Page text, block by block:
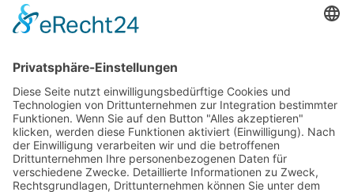
Ausstellungsgegenstände:
Turm über dem Weinbaumuseum: Samstag, 15 bis
18 Uhr sowie Sonntag, 11 bis 18 Uhr; großformatige
Bilder und Papierplastiken
Standnummer:Atelier im weißen Storchenturm